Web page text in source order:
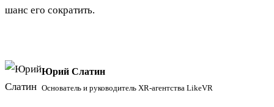
шанс его сократить.
Юрий Слатин
Основатель и руководитель XR-агентства LikeVR